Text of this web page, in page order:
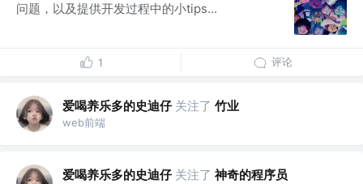
问题，以及提供开发过程中的小tips...
1 评论
爱喝养乐多的史迪仔 关注了 竹业
web前端
爱喝养乐多的史迪仔 关注了 神奇的程序员